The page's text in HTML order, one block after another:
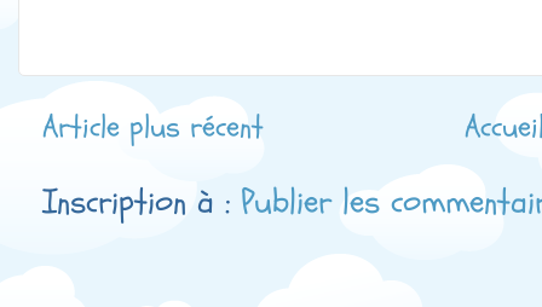
Article plus récent
Inscription à : Publier les